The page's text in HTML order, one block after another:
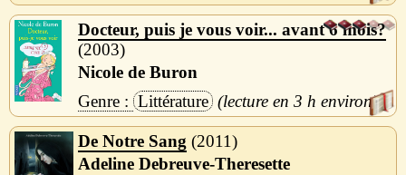
Docteur, puis je vous voir... avant 6 mois?
2003
Nicole de Buron
Littérature
3 h
De Notre Sang
2011
Adeline Debreuve-Theresette